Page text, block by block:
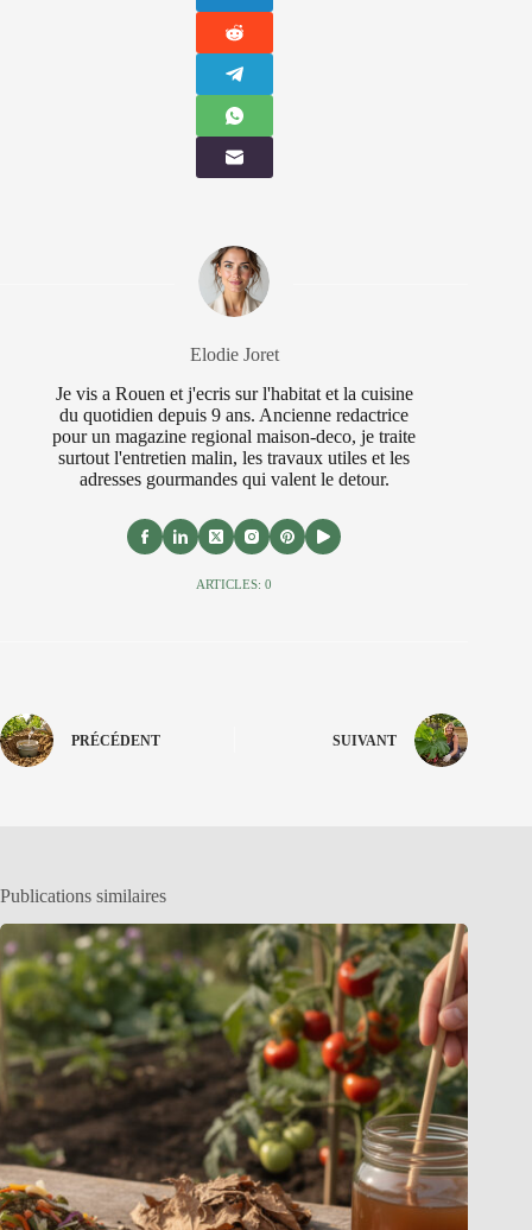
Elodie Joret
Je vis a Rouen et j'ecris sur l'habitat et la cuisine
du quotidien depuis 9 ans. Ancienne redactrice
pour un magazine regional maison-deco, je traite
surtout l'entretien malin, les travaux utiles et les
adresses gourmandes qui valent le detour.
ARTICLES: 0
PRÉCÉDENT SUIVANT
Publications similaires